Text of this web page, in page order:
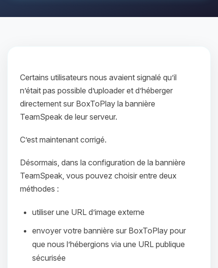
Certains utilisateurs nous avaient signalé qu’il
n’était pas possible d’uploader et d’héberger
directement sur BoxToPlay la bannière
TeamSpeak de leur serveur.
C’est maintenant corrigé.
Désormais, dans la configuration de la bannière
TeamSpeak, vous pouvez choisir entre deux
méthodes :
utiliser une URL d’image externe
envoyer votre bannière sur BoxToPlay pour
que nous l’hébergions via une URL publique
sécurisée